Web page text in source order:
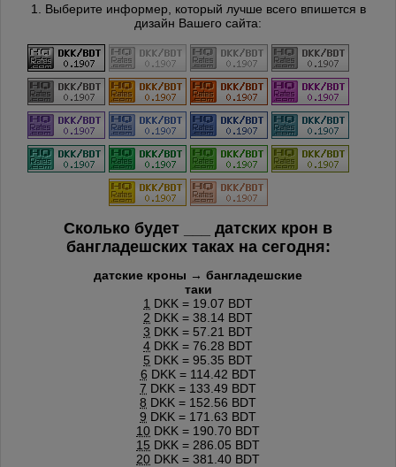
1. Выберите информер, который лучше всего впишется в
дизайн Вашего сайта:
Сколько будет
датских крон в
бангладешских таках на сегодня:
датские кроны → бангладешские
таки
1 DKK = 19.07 BDT
2 DKK = 38.14 BDT
3 DKK = 57.21 BDT
4 DKK = 76.28 BDT
5 DKK = 95.35 BDT
6 DKK = 114.42 BDT
7 DKK = 133.49 BDT
8 DKK = 152.56 BDT
9 DKK = 171.63 BDT
10 DKK = 190.70 BDT
15 DKK = 286.05 BDT
20 DKK = 381.40 BDT